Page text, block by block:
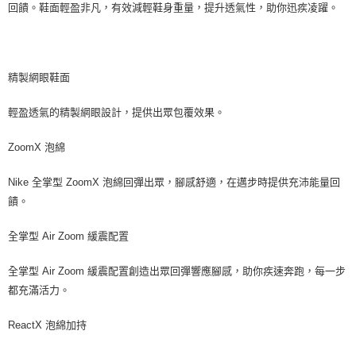
回饋。鞋面輕盈非凡，有效減輕鞋身重量，提升透氣性，助你迅疾凌躍。
精製網眼鞋面
輕盈透氣的精製網眼設計，提供出眾包覆效果。
ZoomX 泡綿
Nike 全掌型 ZoomX 泡綿回彈出眾，腳感舒適，在邁步時提供充沛能量回
饋。
全掌型 Air Zoom 緩震配置
全掌型 Air Zoom 緩震配置創造出眾回彈響應腳感，助你疾速奔跑，每一步
都充滿活力。
ReactX 泡綿加持